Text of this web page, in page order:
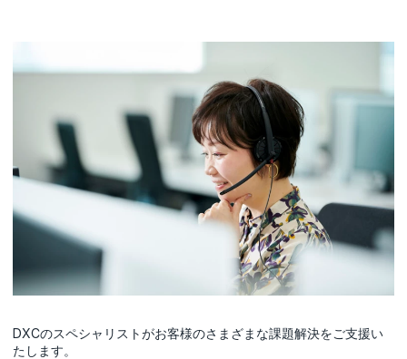
DXCのスペシャリストがお客様のさまざまな課題解決をご支援い
たします。